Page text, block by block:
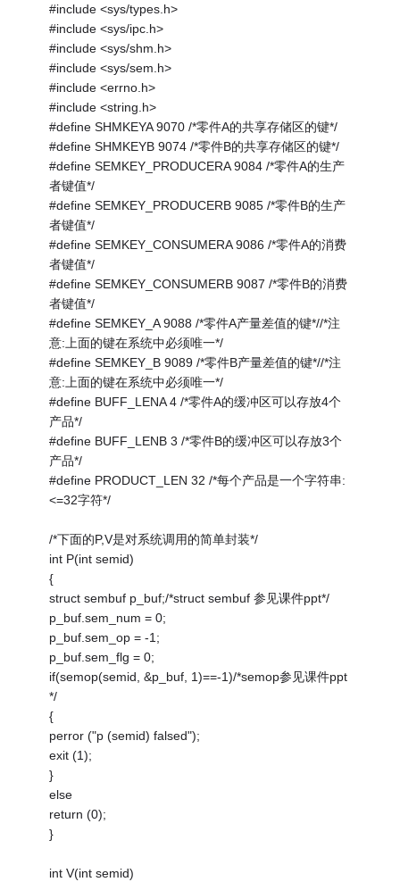
#include <sys/types.h>
#include <sys/ipc.h>
#include <sys/shm.h>
#include <sys/sem.h>
#include <errno.h>
#include <string.h>
#define SHMKEYA 9070 /*零件A的共享存储区的键*/
#define SHMKEYB 9074 /*零件B的共享存储区的键*/
#define SEMKEY_PRODUCERA 9084 /*零件A的生产
者键值*/
#define SEMKEY_PRODUCERB 9085 /*零件B的生产
者键值*/
#define SEMKEY_CONSUMERA 9086 /*零件A的消费
者键值*/
#define SEMKEY_CONSUMERB 9087 /*零件B的消费
者键值*/
#define SEMKEY_A 9088 /*零件A产量差值的键*//*注
意:上面的键在系统中必须唯一*/
#define SEMKEY_B 9089 /*零件B产量差值的键*//*注
意:上面的键在系统中必须唯一*/
#define BUFF_LENA 4 /*零件A的缓冲区可以存放4个
产品*/
#define BUFF_LENB 3 /*零件B的缓冲区可以存放3个
产品*/
#define PRODUCT_LEN 32 /*每个产品是一个字符串:
<=32字符*/
/*下面的P,V是对系统调用的简单封装*/
int P(int semid)
{
struct sembuf p_buf;/*struct sembuf 参见课件ppt*/
p_buf.sem_num = 0;
p_buf.sem_op = -1;
p_buf.sem_flg = 0;
if(semop(semid, &p_buf, 1)==-1)/*semop参见课件ppt
*/
{
perror ("p (semid) falsed");
exit (1);
}
else
return (0);
}
int V(int semid)